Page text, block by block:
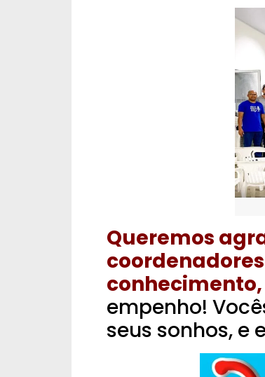
Queremos
conhecimento,
empenho!
seus sonhos, e